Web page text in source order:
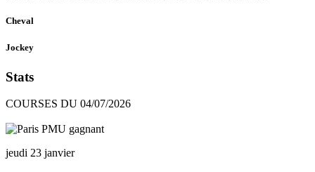
Cheval
Jockey
Stats
COURSES DU 04/07/2026
jeudi 23 janvier